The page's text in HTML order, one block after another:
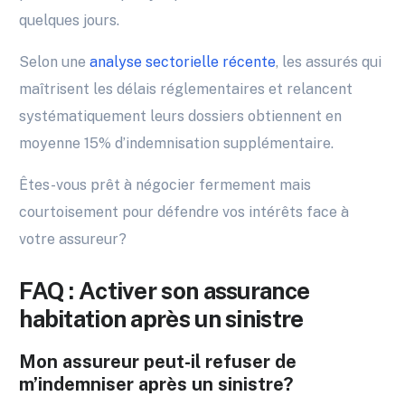
quelques jours.
Selon uneanalyse sectorielle récente, les assurés qui
maîtrisent les délais réglementaires et relancent
systématiquement leurs dossiers obtiennent en
moyenne 15% d’indemnisation supplémentaire.
Êtes-vous prêt à négocier fermement mais
courtoisement pour défendre vos intérêts face à
votre assureur?
FAQ : Activer son assurance
habitation après un sinistre
Mon assureur peut-il refuser de
m’indemniser après un sinistre?